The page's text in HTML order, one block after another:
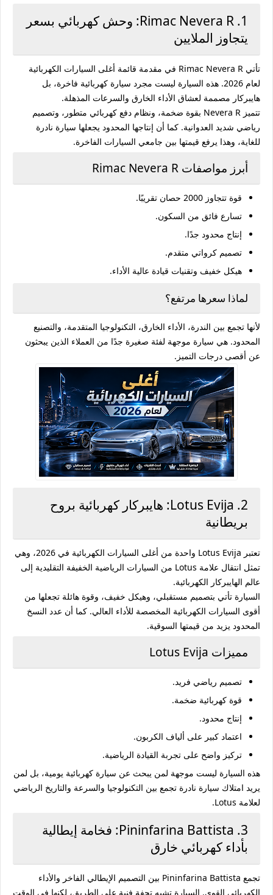
1. Rimac Nevera R: وحش كهربائي بسعر
يتجاوز الملايين
تأتي Rimac Nevera R في مقدمة قائمة أغلى السيارات الكهربائية
لعام 2026. هذه السيارة ليست مجرد سيارة كهربائية فاخرة، بل
هايبركار مصممة لعشاق الأداء الخارق والسرعات المذهلة.
تتميز Nevera R بقوة ضخمة، ونظام دفع كهربائي متطور، وتصميم
رياضي شديد العدوانية. كما أن إنتاجها المحدود يجعلها سيارة نادرة
للغاية، وهذا يرفع قيمتها بين جامعي السيارات الفاخرة.
أبرز مواصفات Rimac Nevera R
قوة تتجاوز 2000 حصان تقريبًا.
تسارع فائق من السكون.
إنتاج محدود جدًا.
تصميم كرواتي متقدم.
هيكل خفيف وتقنيات قيادة عالية الأداء.
لماذا سعرها مرتفع؟
لأنها تجمع بين الندرة، الأداء الخارق، التكنولوجيا المتقدمة، والتصنيع
المحدود. هي سيارة موجهة لفئة صغيرة جدًا من العملاء الذين يبحثون
عن أقصى درجات التميز.
2. Lotus Evija: هايبركار كهربائية بروح
بريطانية
تعتبر Lotus Evija
واحدة من أغلى السيارات الكهربائية في 2026، وهي
تمثل انتقال علامة Lotus من السيارات الرياضية الخفيفة التقليدية إلى
عالم الهايبركار الكهربائية.
السيارة تأتي بتصميم مستقبلي، وهيكل خفيف، وقوة هائلة تجعلها من
أقوى السيارات الكهربائية المخصصة للأداء العالي. كما أن عدد النسخ
المحدود يزيد من قيمتها السوقية.
مميزات Lotus Evija
تصميم رياضي فريد.
قوة كهربائية ضخمة.
إنتاج محدود.
اعتماد كبير على ألياف الكربون.
تركيز واضح على تجربة القيادة الرياضية.
هذه السيارة ليست موجهة لمن يبحث عن سيارة كهربائية يومية، بل لمن
يريد امتلاك سيارة نادرة تجمع بين التكنولوجيا والسرعة والتاريخ الرياضي
لعلامة Lotus.
3. Pininfarina Battista: فخامة إيطالية
بأداء كهربائي خارق
تجمع Pininfarina Battista بين التصميم الإيطالي الفاخر والأداء
الكهربائي القوي. السيارة تشبه تحفة فنية على الطريق، لكنها في الوقت